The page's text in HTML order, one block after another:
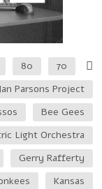
70
80
Parsons Project
Bee Gees
Light Orchestra
Gerry Rafferty
Kansas